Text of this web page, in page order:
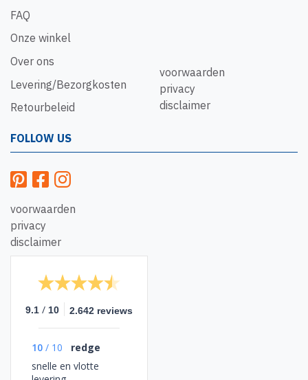
FAQ
Onze winkel
Over ons
Levering/Bezorgkosten
Retourbeleid
voorwaarden
privacy
disclaimer
FOLLOW US
voorwaarden
privacy
disclaimer
9.1 / 10 2.642 reviews
10 / 10
redge
snelle en vlotte